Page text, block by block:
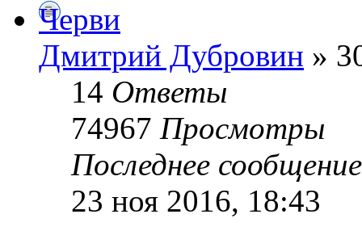
Черви
Дмитрий Дубровин »
14 Ответы
74967 Просмотры
Последнее
23 ноя 2016, 18:43